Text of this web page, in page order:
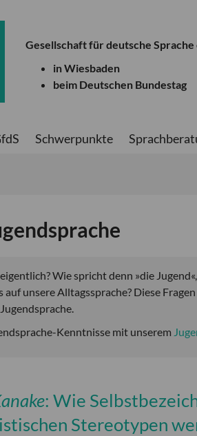
Gesellschaft für deutsche Sprache
in Wiesbaden
beim Deutschen Bundestag
Schwerpunkte
Wie spricht denn »die
auf unsere Alltagssprache? Diese
Kenntnisse mit unserem
: Wie
Stereotypen